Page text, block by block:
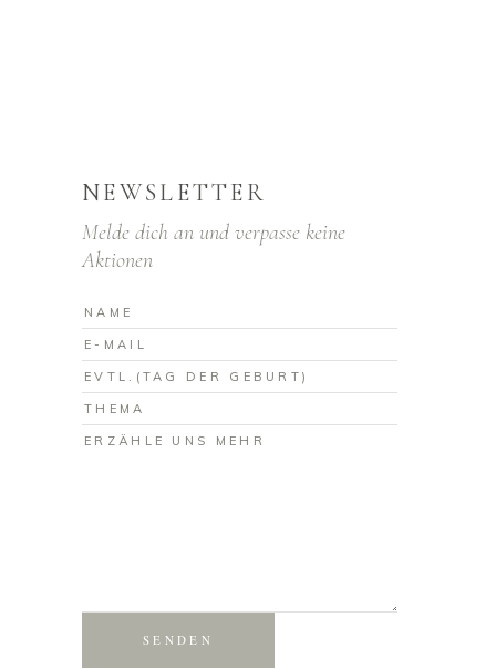
NEWSLETTER
Melde dich an und verpasse keine
Aktionen
SENDEN